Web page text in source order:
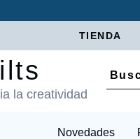
TIENDA
la creatividad
Novedades